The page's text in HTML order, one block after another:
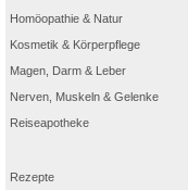
Homöopathie & Natur
Kosmetik & Körperpflege
Magen, Darm & Leber
Nerven, Muskeln & Gelenke
Reiseapotheke
Rezepte